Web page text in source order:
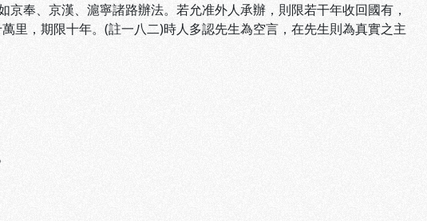
奉、京漢、滬寧諸路辦法。若允准外人承辦，則限若干年收回國有，
里，期限十年。(註一八二)時人多認先生為空言，在先生則為真實之主